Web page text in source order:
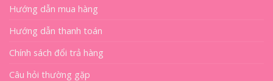
Hướng dẫn mua hàng
Hướng dẫn thanh toán
Chính sách đổi trả hàng
Câu hỏi thường gặp